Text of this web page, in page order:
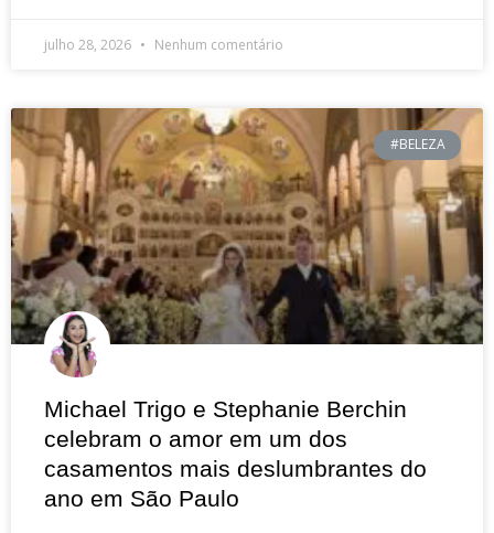
julho 28, 2026 Nenhum comentário
#BELEZA
Michael Trigo e Stephanie Berchin
celebram o amor em um dos
casamentos mais deslumbrantes do
ano em São Paulo